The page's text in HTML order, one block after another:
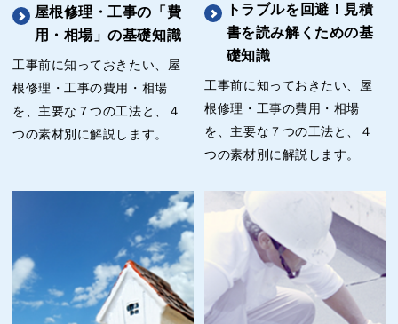
屋根修理・工事の「費
用・相場」の基礎知識
工事前に知っておきたい、屋
根修理・工事の費用・相場
を、主要な７つの工法と、４
つの素材別に解説します。
トラブルを回避！見積
書を読み解くための基
礎知識
工事前に知っておきたい、屋
根修理・工事の費用・相場
を、主要な７つの工法と、４
つの素材別に解説します。